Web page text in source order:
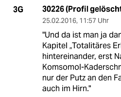
3G 30226 (Profil
25.02.2016, 11:57 Uhr
"Und da ist man ja
Kapitel „Totalitäres
hintereinander, erst
Komsomol-
nur der Putz an den
auch im Hirn."